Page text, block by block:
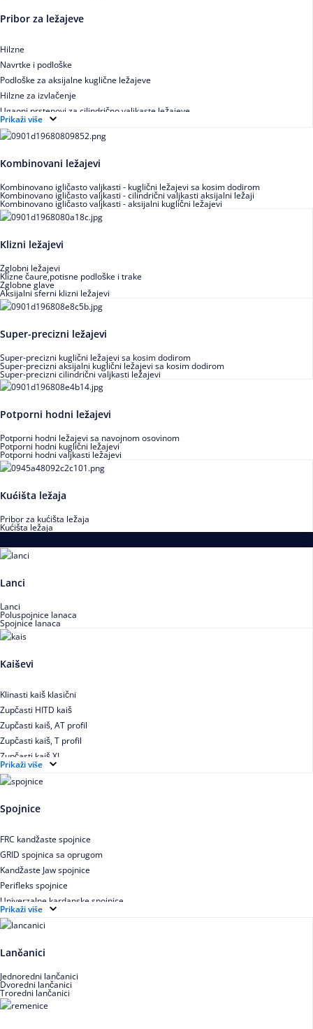
Pribor za ležajeve
Hilzne
Navrtke i podloške
Podloške za aksijalne kuglične ležajeve
Hilzne za izvlačenje
Ugaoni prstenovi za cilindrično valjkaste ležajeve
Prikaži više
Kombinovani ležajevi
Kombinovano igličasto valjkasti - kuglični ležajevi sa kosim dodirom
Kombinovano igličasto valjkasti - cilindrični valjkasti aksijalni ležaji
Kombinovano igličasto valjkasti - aksijalni kuglični ležajevi
Klizni ležajevi
Zglobni ležajevi
Klizne čaure,potisne podloške i trake
Zglobne glave
Aksijalni sferni klizni ležajevi
Super-precizni ležajevi
Super-precizni kuglični ležajevi sa kosim dodirom
Super-precizni aksijalni kuglični ležajevi sa kosim dodirom
Super-precizni cilindrični valjkasti ležajevi
Potporni hodni ležajevi
Potporni hodni ležajevi sa navojnom osovinom
Potporni hodni kuglični ležajevi
Potporni hodni valjkasti ležajevi
Kućišta ležaja
Pribor za kućišta ležaja
Kućišta ležaja
Lanci
Lanci
Poluspojnice lanaca
Spojnice lanaca
Kaiševi
Klinasti kaiš klasični
Zupčasti HITD kaiš
Zupčasti kaiš, AT profil
Zupčasti kaiš, T profil
Zupčasti kaiš XL
Zupčasti STD kaiš
Uskoprofilno klinasto remenje
Uskoprofilno klinasto remenje spojeno
Uskoprofilno klinasto remenje XP extra power
Višekanalno remenje PJ,PK
Prikaži više
Spojnice
FRC kandžaste spojnice
GRID spojnica sa oprugom
Kandžaste Jaw spojnice
Perifleks spojnice
Univerzalne kardanske spojnice
Zupčaste spojnice
Prikaži više
Lančanici
Jednoredni lančanici
Dvoredni lančanici
Troredni lančanici